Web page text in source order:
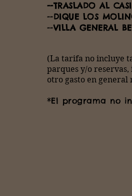
--TRASLADO AL
--DIQUE LOS
--VILLA GENERAL
(La tarifa no incluye
parques y/o reservas,
otro gasto en general
*El programa no